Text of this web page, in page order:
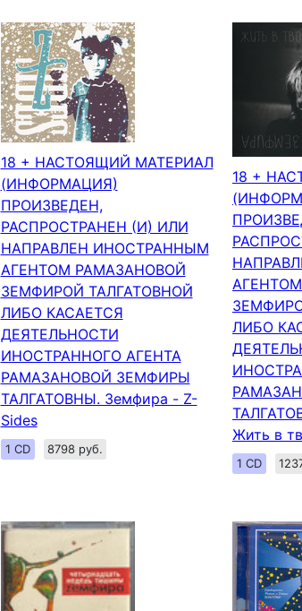
18 + НАСТОЯЩИЙ МАТЕРИАЛ
(ИНФОРМАЦИЯ)
ПРОИЗВЕДЕН,
РАСПРОСТРАНЕН (И) ИЛИ
НАПРАВЛЕН ИНОСТРАННЫМ
АГЕНТОМ РАМАЗАНОВОЙ
ЗЕМФИРОЙ ТАЛГАТОВНОЙ
ЛИБО КАСАЕТСЯ
ДЕЯТЕЛЬНОСТИ
ИНОСТРАННОГО АГЕНТА
РАМАЗАНОВОЙ ЗЕМФИРЫ
ТАЛГАТОВНЫ. Земфира - Z-
Sides
1 CD 8798 руб.
18 +
ЛИБО
Жить в
1 CD